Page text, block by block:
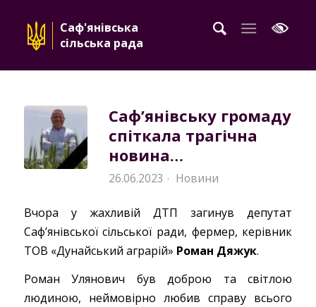
Саф'янівська
сільська рада
Сафʼянівську громаду
спіткала трагічна
новина…
26.06.2023 · Новини
Вчора у жахливій ДТП загинув депутат
Сафʼянівської сільської ради, фермер, керівник
ТОВ «Дунайський аграрій» Роман Дяжук.
Роман Улянович був доброю та світлою
людиною, неймовірно любив справу всього